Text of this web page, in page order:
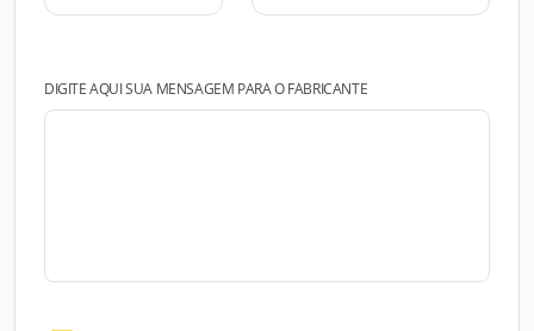
DIGITE AQUI SUA MENSAGEM PARA O FABRICANTE